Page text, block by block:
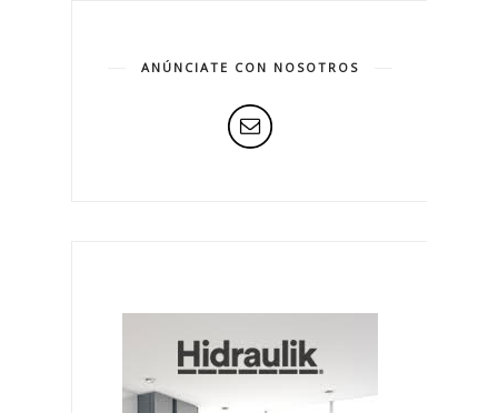
ANÚNCIATE CON NOSOTROS